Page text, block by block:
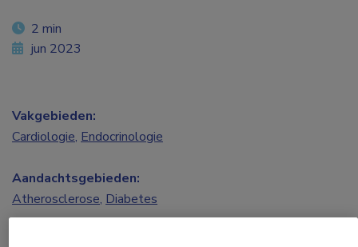
2 min
jun 2023
Vakgebieden:
Cardiologie, Endocrinologie
Aandachtsgebieden:
Atherosclerose, Diabetes